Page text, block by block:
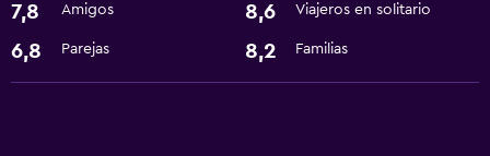
Comedor
7,8 Amigos 8,6 Viajeros en solitario
6,8 Parejas 8,2 Familias